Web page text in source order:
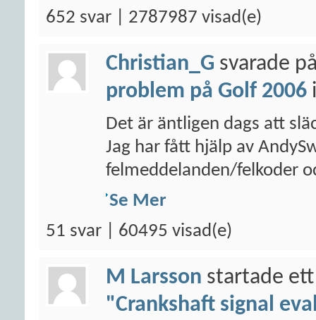
652 svar | 2787987 visad(e)
Christian_G svarade
problem på Golf 2006
Det är äntligen dags att
Jag har fått hjälp av
felmeddelanden/felkoder
Se Mer
51 svar | 60495 visad(e)
M Larsson startade
"Crankshaft signal